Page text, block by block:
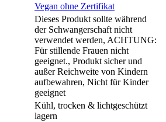
Vegan ohne Zertifikat
Dieses Produkt sollte während
der Schwangerschaft nicht
verwendet werden, ACHTUNG:
Für stillende Frauen nicht
geeignet., Produkt sicher und
außer Reichweite von Kindern
aufbewahren, Nicht für Kinder
geeignet
Kühl, trocken & lichtgeschützt
lagern